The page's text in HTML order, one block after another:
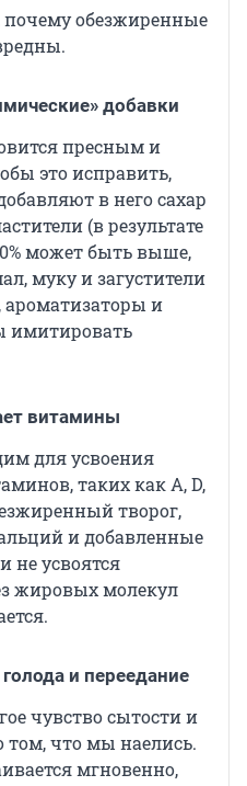
обезжиренные
добавки
пресным и
это исправить,
в него сахар
(в результате
может быть выше,
муку и загустители
ароматизаторы и
имитировать
витамины
для усвоения
таких как A, D,
творог,
и добавленные
не усвоятся
жировых молекул
и переедание
чувство сытости и
том, что мы наелись.
мгновенно,